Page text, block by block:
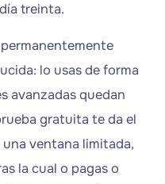
treinta.
lo usas de forma
avanzadas quedan
gratuita te da el
ventana limitada,
la cual o pagas o